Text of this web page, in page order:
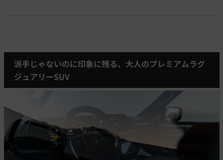
派手じゃないのに印象に残る、大人のプレミアムラグ
ジュアリーSUV